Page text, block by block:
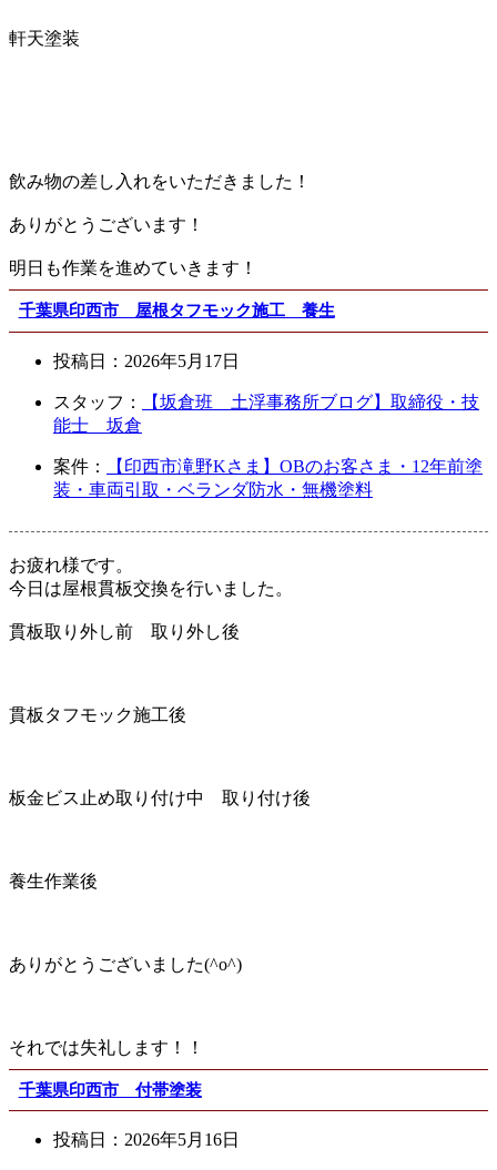
軒天塗装
飲み物の差し入れをいただきました！
ありがとうございます！
明日も作業を進めていきます！
千葉県印西市 屋根タフモック施工 養生
投稿日： 2026年5月17日
スタッフ：
【坂倉班 土浮事務所ブログ】取締役・技
能士 坂倉
案件：
【印西市滝野Kさま】OBのお客さま・12年前塗
装・車両引取・ベランダ防水・無機塗料
お疲れ様です。
今日は屋根貫板交換を行いました。
貫板取り外し前 取り外し後
貫板タフモック施工後
板金ビス止め取り付け中 取り付け後
養生作業後
ありがとうございました(^o^)
それでは失礼します！！
千葉県印西市 付帯塗装
投稿日： 2026年5月16日